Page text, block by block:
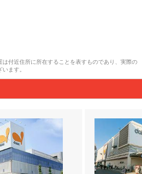
付近住所に所在することを表すものであり、実際の
ます。